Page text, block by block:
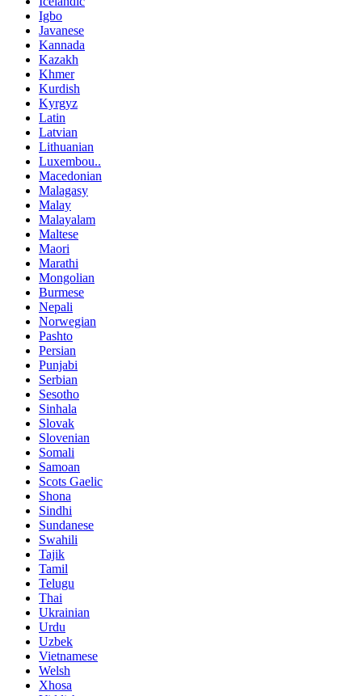
Igbo
Javanese
Kannada
Kazakh
Khmer
Kurdish
Kyrgyz
Latin
Latvian
Lithuanian
Luxembou..
Macedonian
Malagasy
Malay
Malayalam
Maltese
Maori
Marathi
Mongolian
Burmese
Nepali
Norwegian
Pashto
Persian
Punjabi
Serbian
Sesotho
Sinhala
Slovak
Slovenian
Somali
Samoan
Scots Gaelic
Shona
Sindhi
Sundanese
Swahili
Tajik
Tamil
Telugu
Thai
Ukrainian
Urdu
Uzbek
Vietnamese
Welsh
Xhosa